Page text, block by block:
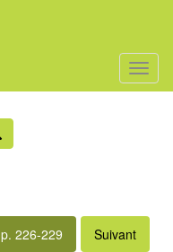
p. 226-229 Suivant